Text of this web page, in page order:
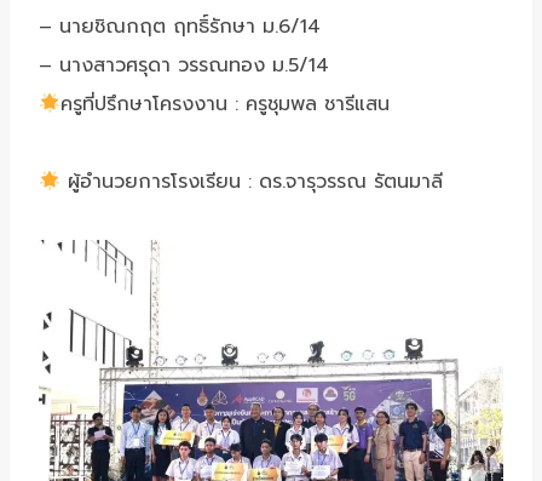
– นายชิณกฤต ฤทธิ์รักษา ม.6/14
– นางสาวศรุดา วรรณทอง ม.5/14
ครูที่ปรึกษาโครงงาน : ครูชุมพล ชารีแสน
ผู้อำนวยการโรงเรียน : ดร.จารุวรรณ รัตนมาลี